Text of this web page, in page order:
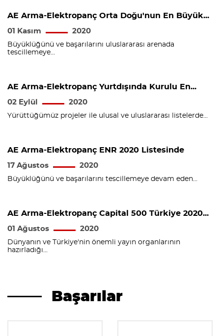
AE Arma-Elektropanç Orta Doğu'nun En Büyük...
01 Kasım 2020
Büyüklüğünü ve başarılarını uluslararası arenada
tescillemeye...
AE Arma-Elektropanç Yurtdışında Kurulu En...
02 Eylül 2020
Yürüttüğümüz projeler ile ulusal ve uluslararası listelerde...
AE Arma-Elektropanç ENR 2020 Listesinde
17 Ağustos 2020
Büyüklüğünü ve başarılarını tescillemeye devam eden...
AE Arma-Elektropanç Capital 500 Türkiye 2020...
01 Ağustos 2020
Dünyanın ve Türkiye'nin önemli yayın organlarının
hazırladığı...
Başarılar